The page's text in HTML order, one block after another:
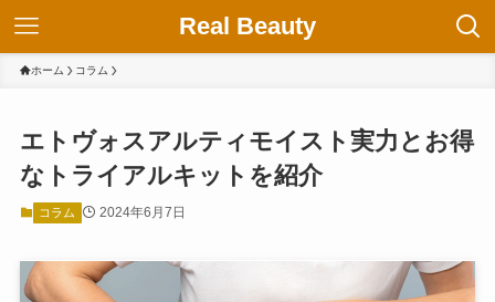
Real Beauty
ホーム コラム
エトヴォスアルティモイスト実力とお得
なトライアルキットを紹介
コラム 2024年6月7日